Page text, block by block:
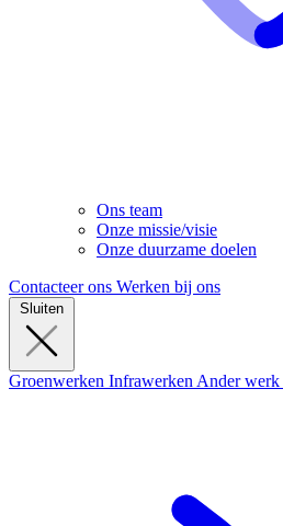
Ons team
Onze missie/visie
Onze duurzame doelen
Contacteer ons Werken bij ons
Sluiten
Groenwerken Infrawerken Ander werk